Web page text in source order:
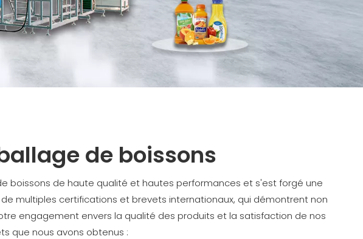
de boissons
boissons de haute qualité et hautes performances et s'est forgé une
multiples certifications et brevets internationaux, qui démontrent non
engagement envers la qualité des produits et la satisfaction de nos
que nous avons obtenus :